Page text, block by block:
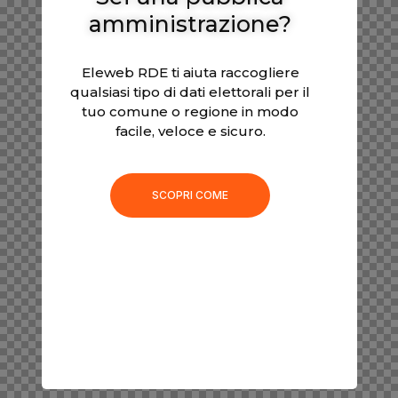
amministrazione?
Eleweb RDE ti aiuta raccogliere
qualsiasi tipo di dati elettorali per il
tuo comune o regione in modo
facile, veloce e sicuro.
SCOPRI COME